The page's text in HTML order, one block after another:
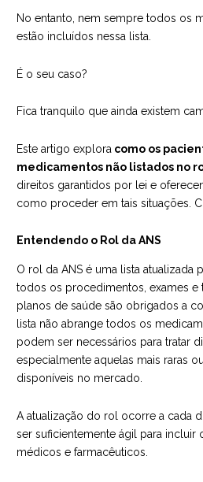
No entanto, nem sempre todos os
estão incluídos nessa lista.
É o seu caso?
Fica tranquilo que ainda existem
Este artigo explora como os
medicamentos não listados no
direitos garantidos por lei e
como proceder em tais situações.
Entendendo o Rol da ANS
O rol da ANS é uma lista atualizada
todos os procedimentos, exames e
planos de saúde são obrigados a
lista não abrange todos os
podem ser necessários para tratar
especialmente aquelas mais raras
disponíveis no mercado.
A atualização do rol ocorre a cada
ser suficientemente ágil para incluir
médicos e farmacêuticos.